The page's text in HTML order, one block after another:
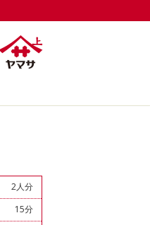
2人分
15分